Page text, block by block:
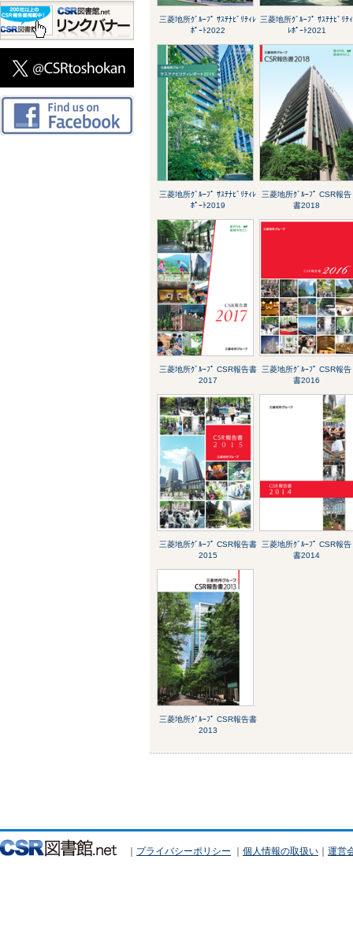
三菱地所ｸﾞﾙｰﾌﾟ ｻｽﾃﾅﾋﾞﾘﾃｨﾚ
ﾎﾟｰﾄ2022
三菱地所ｸﾞﾙｰﾌﾟ ｻｽﾃﾅﾋﾞﾘﾃｨ
ﾚﾎﾟｰﾄ2021
三菱地所ｸﾞﾙｰﾌﾟ ｻｽﾃﾅﾋﾞﾘﾃｨﾚ
ﾎﾟｰﾄ2019
三菱地所ｸﾞﾙｰﾌﾟ CSR報告
書2018
三菱地所ｸﾞﾙｰﾌﾟ CSR報告書
2017
三菱地所ｸﾞﾙｰﾌﾟ CSR報告
書2016
三菱地所ｸﾞﾙｰﾌﾟ CSR報告書
2015
三菱地所ｸﾞﾙｰﾌﾟ CSR報告
書2014
三菱地所ｸﾞﾙｰﾌﾟ CSR報告書
2013
｜ プライバシーポリシー ｜ 個人情報の取扱い ｜ 運営